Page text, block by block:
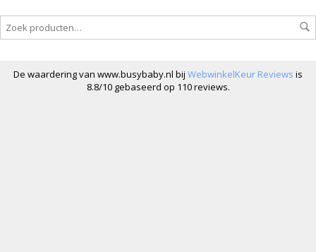
De waardering van www.busybaby.nl bij WebwinkelKeur Reviews is
8.8/10 gebaseerd op 110 reviews.